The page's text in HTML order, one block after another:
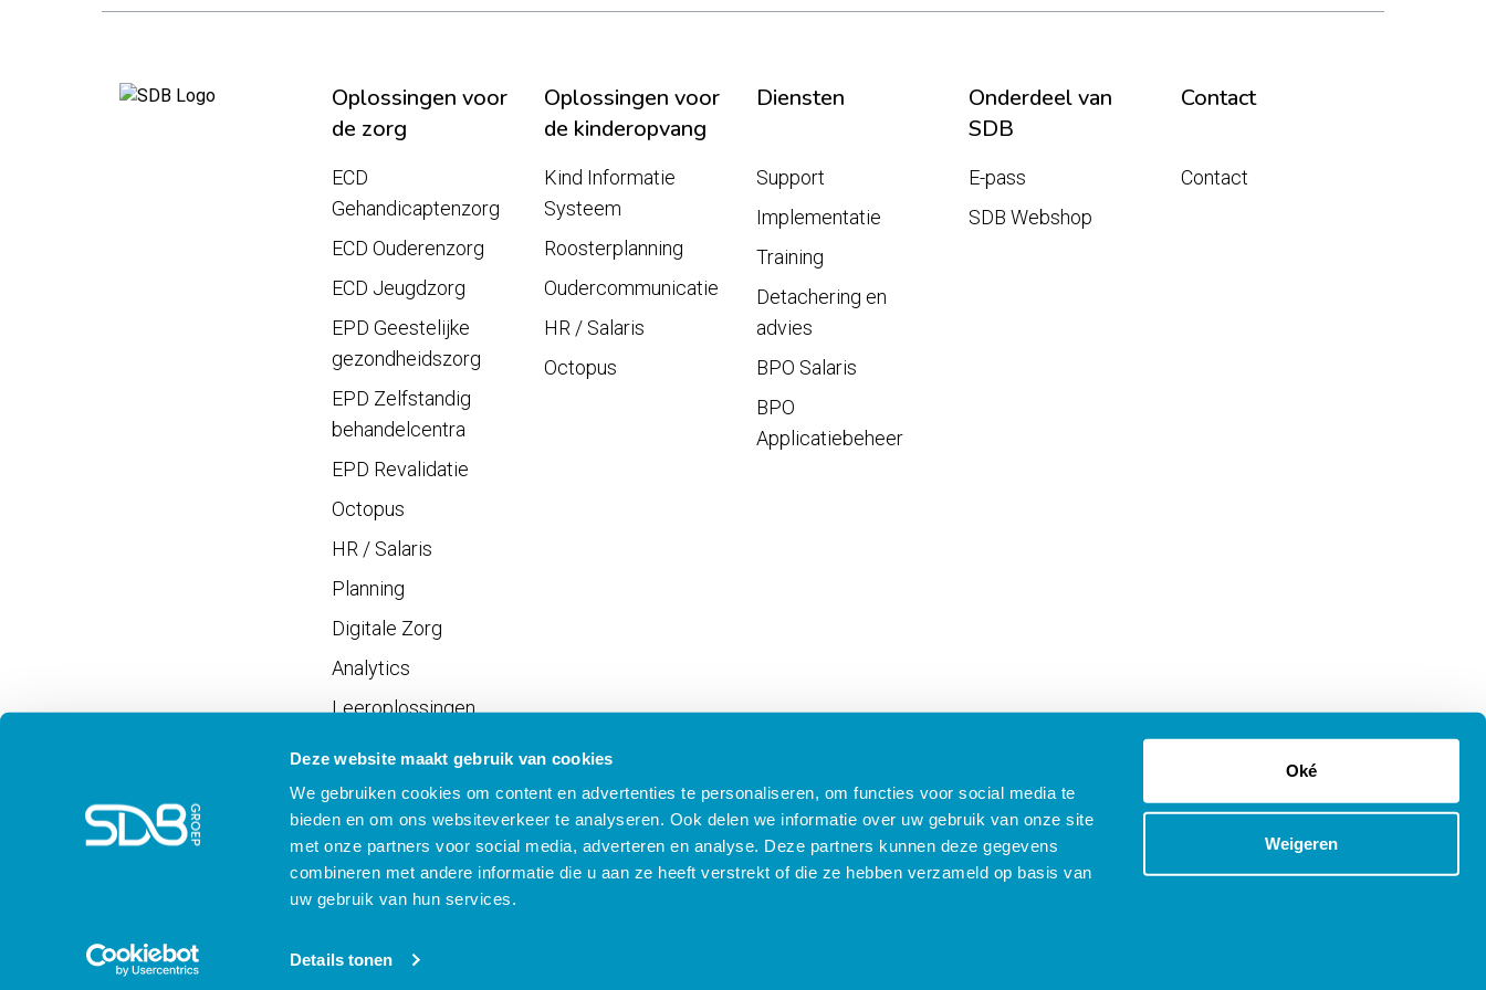
Deze website maakt gebruik van cookies
We gebruiken cookies om content en advertenties te personaliseren, om functies voor social media te
bieden en om ons websiteverkeer te analyseren. Ook delen we informatie over uw gebruik van onze site
met onze partners voor social media, adverteren en analyse. Deze partners kunnen deze gegevens
combineren met andere informatie die u aan ze heeft verstrekt of die ze hebben verzameld op basis van
uw gebruik van hun services.
Details tonen
Oké
Weigeren
Oplossingen voor
de zorg
Oplossingen voor
de kinderopvang
Diensten
Onderdeel van
SDB
Contact
ECD
Gehandicaptenzorg
ECD Ouderenzorg
ECD Jeugdzorg
EPD Geestelijke
gezondheidszorg
EPD Zelfstandig
behandelcentra
EPD Revalidatie
Octopus
HR / Salaris
Planning
Digitale Zorg
Analytics
Leeroplossingen
Vrijwilligersportaal
Kind Informatie
Systeem
Roosterplanning
Oudercommunicatie
HR / Salaris
Octopus
Support
Implementatie
Training
Detachering en
advies
BPO Salaris
BPO
Applicatiebeheer
E-pass
SDB Webshop
Contact
Meld je aan voor SDB Nieuws